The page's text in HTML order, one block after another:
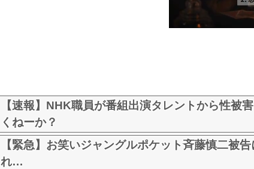
【速報】NHK職員が番組出演タレントから性被
くねーか？
【緊急】お笑いジャングルポケット斉藤慎二被
れ…